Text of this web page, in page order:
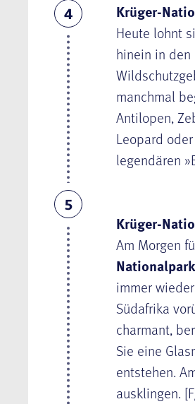
4
Krüger-
Heute lohnt
hinein in
manchmal
Antilopen,
Leopard
legendären
5
Krüger-
Am Morgen
immer
Südafrika
charmant,
Sie eine
entstehen.
ausklingen.